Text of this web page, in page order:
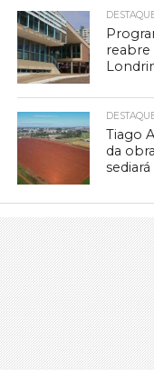
reabre
Tiago
da